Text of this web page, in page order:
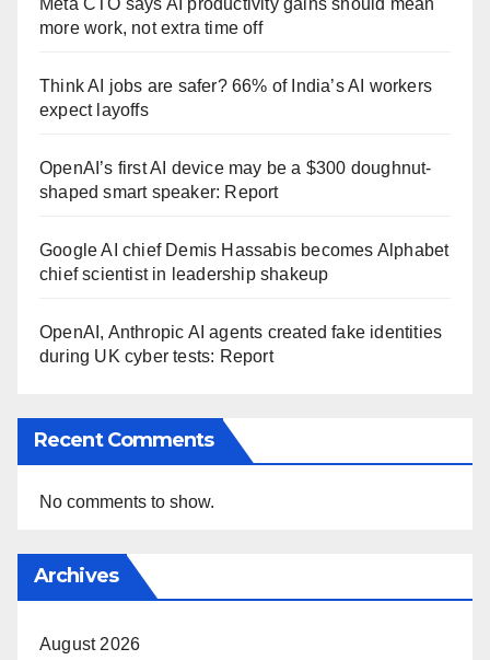
Meta CTO says AI productivity gains should mean
more work, not extra time off
Think AI jobs are safer? 66% of India’s AI workers
expect layoffs
OpenAI’s first AI device may be a $300 doughnut-
shaped smart speaker: Report
Google AI chief Demis Hassabis becomes Alphabet
chief scientist in leadership shakeup
OpenAI, Anthropic AI agents created fake identities
during UK cyber tests: Report
Recent Comments
No comments to show.
Archives
August 2026